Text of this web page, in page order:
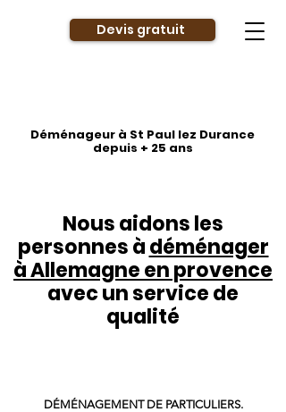
Devis gratuit
Déménageur à St Paul lez Durance
depuis + 25 ans
Nous aidons les
personnes àdéménager
à Allemagne en provence
avec un service de
qualité
DÉMÉNAGEMENT DE PARTICULIERS.